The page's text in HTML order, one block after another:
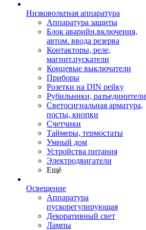
Низковольтная аппаратура
Аппаратура защиты
Блок аварийн.включения,
автом. ввода резерва
Контакторы, реле,
магнит.пускатели
Концевые выключатели
Приборы
Розетки на DIN рейку
Рубильники, разъединители
Светосигнальная арматура,
посты, кнопки
Счетчики
Таймеры, термостаты
Умный дом
Устройства питания
Электродвигатели
Ещё
Освещение
Аппаратура
пускорегулирующая
Декоративный свет
Лампы